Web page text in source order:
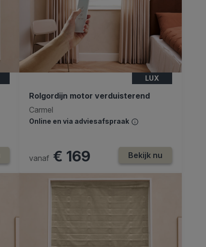
LUX
Rolgordijn motor verduisterend
Carmel
Online en via adviesafspraak
vanaf € 169 Bekijk nu